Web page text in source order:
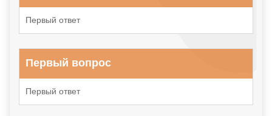
Первый ответ
Первый вопрос
Первый ответ